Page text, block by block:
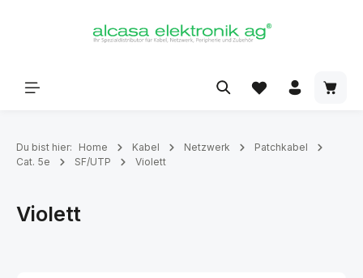
Du bist hier: Home Kabel Netzwerk
Patchkabel
Cat. 5e
SF/UTP Violett
Violett